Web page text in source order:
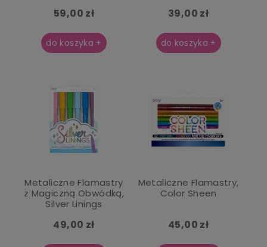
59,00 zł
do koszyka +
39,00 zł
do koszyka +
Metaliczne Flamastry
z Magiczną Obwódką,
Silver Linings
49,00 zł
Metaliczne Flamastry,
Color Sheen
45,00 zł